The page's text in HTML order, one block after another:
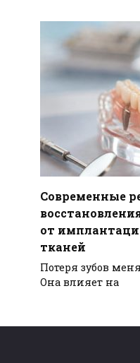
Современные
от
тканей
Потеря зубов
Она влияет на